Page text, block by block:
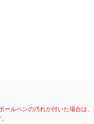
ルペンの汚れが付いた場合は、